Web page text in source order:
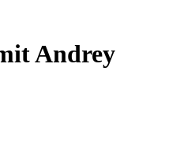
Andrey